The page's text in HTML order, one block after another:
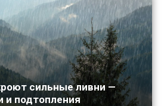
сильные ливни —
и подтопления